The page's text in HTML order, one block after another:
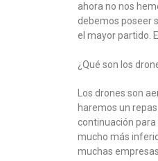
ahora no nos
debemos poseer
el mayor partido.
¿Qué son los
Los drones son
haremos un
continuación
mucho más
muchas